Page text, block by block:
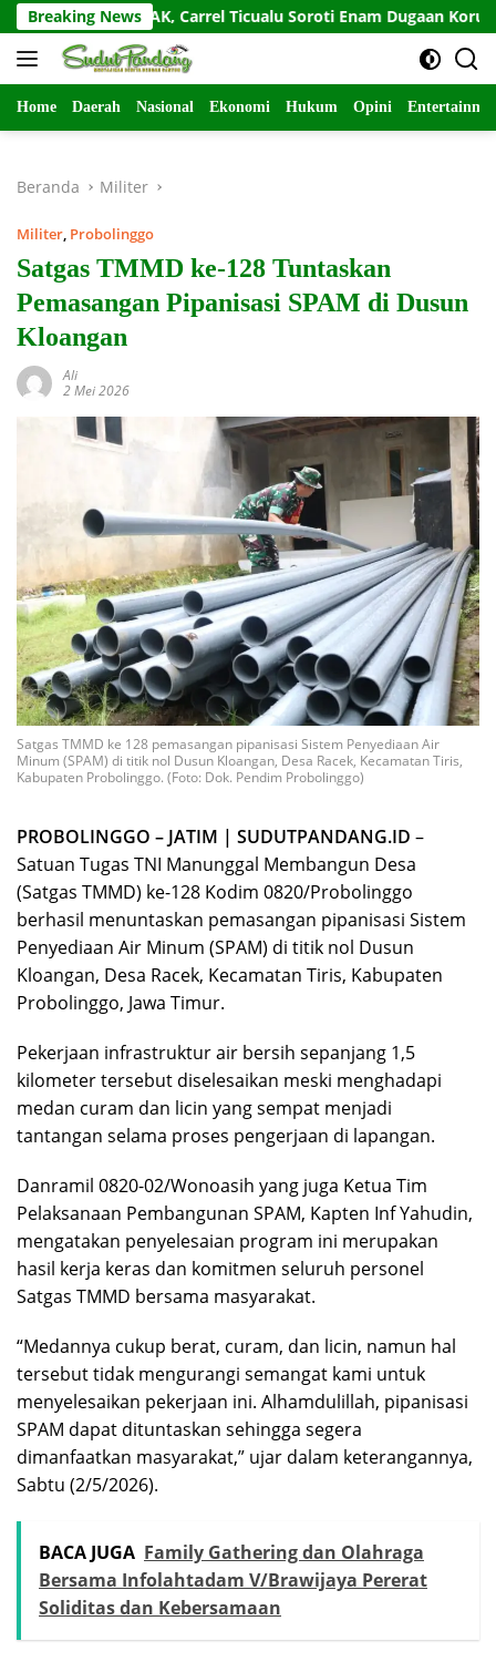
Langsung
ke
konten
Breaking News
KOSMAK, Carrel Ticualu Soroti Enam Dugaan Korupsi
Home Daerah Nasional Ekonomi Hukum Opini
Beranda Militer
Militer, Probolinggo
Satgas TMMD ke-128 Tuntaskan
Pemasangan Pipanisasi SPAM di Dusun
Kloangan
Ali
2 Mei 2026
Satgas TMMD ke 128 pemasangan pipanisasi Sistem Penyediaan Air
Minum (SPAM) di titik nol Dusun Kloangan, Desa Racek, Kecamatan Tiris,
Kabupaten Probolinggo. (Foto: Dok. Pendim Probolinggo)
PROBOLINGGO – JATIM | SUDUTPANDANG.ID –
Satuan Tugas TNI Manunggal Membangun Desa
(Satgas TMMD) ke-128 Kodim 0820/Probolinggo
berhasil menuntaskan pemasangan pipanisasi Sistem
Penyediaan Air Minum (SPAM) di titik nol Dusun
Kloangan, Desa Racek, Kecamatan Tiris, Kabupaten
Probolinggo, Jawa Timur.
Pekerjaan infrastruktur air bersih sepanjang 1,5
kilometer tersebut diselesaikan meski menghadapi
medan curam dan licin yang sempat menjadi
tantangan selama proses pengerjaan di lapangan.
Danramil 0820-02/Wonoasih yang juga Ketua Tim
Pelaksanaan Pembangunan SPAM, Kapten Inf Yahudin,
mengatakan penyelesaian program ini merupakan
hasil kerja keras dan komitmen seluruh personel
Satgas TMMD bersama masyarakat.
“Medannya cukup berat, curam, dan licin, namun hal
tersebut tidak mengurangi semangat kami untuk
menyelesaikan pekerjaan ini. Alhamdulillah, pipanisasi
SPAM dapat dituntaskan sehingga segera
dimanfaatkan masyarakat,” ujar dalam keterangannya,
Sabtu (2/5/2026).
BACA JUGA Family Gathering dan Olahraga
Bersama Infolahtadam V/Brawijaya Pererat
Soliditas dan Kebersamaan